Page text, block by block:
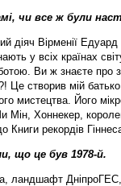
чи все ж були
діяч Вір­менії
у всіх країнах
Ви ж знаєте про
Це створив мій
мистецтва. Його
Хоннекер,
Книги рекордів
що це був 1978-й.
ландшафт